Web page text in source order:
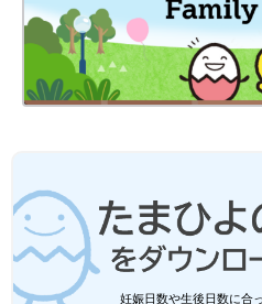
妊娠日数や生後日数に合